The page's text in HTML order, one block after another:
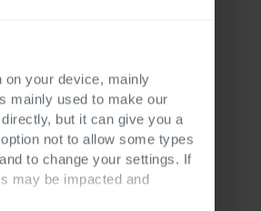
your device, mainly
mainly used to make our
but it can give you a
not to allow some types
to change your settings. If
may be impacted and